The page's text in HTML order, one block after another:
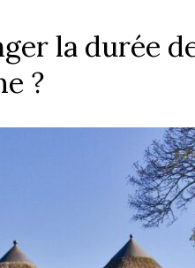
la durée
?